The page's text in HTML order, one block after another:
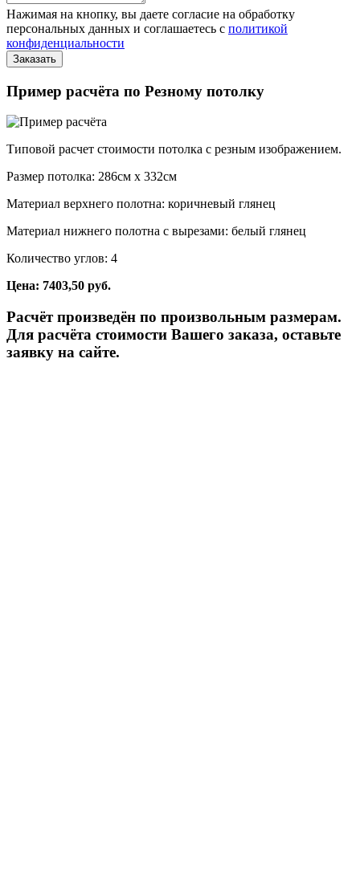
Нажимая на кнопку, вы даете согласие на обработку
персональных данных и соглашаетесь с политикой
конфиденциальности
Пример расчёта по Резному потолку
Типовой расчет стоимости потолка с резным изображением.
Размер потолка: 286см x 332см
Материал верхнего полотна: коричневый глянец
Материал нижнего полотна с вырезами: белый глянец
Количество углов: 4
Цена: 7403,50 руб.
Расчёт произведён по произвольным размерам.
Для расчёта стоимости Вашего заказа, оставьте
заявку на сайте.